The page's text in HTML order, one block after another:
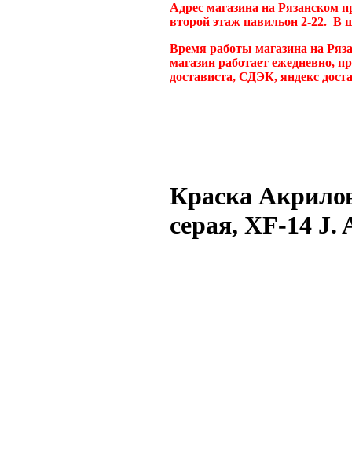
Адрес магазина на Рязанском
второй этаж павильон 2-22. В
Время работы магазина на
магазин работает ежедневно,
достависта, СДЭК, яндекс
Краска
серая, XF-14 J.